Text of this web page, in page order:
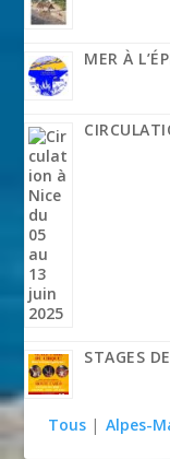
MER À
STAGES
Tous | Alpes-